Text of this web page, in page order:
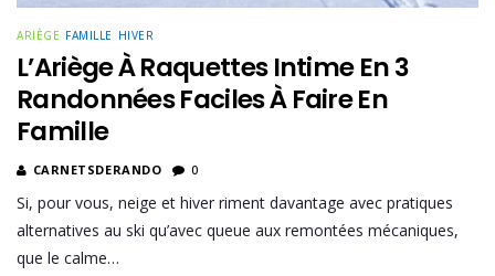
ARIÈGE FAMILLE HIVER
L’Ariège À Raquettes Intime En 3
Randonnées Faciles À Faire En
Famille
CARNETSDERANDO 0
Si, pour vous, neige et hiver riment davantage avec pratiques
alternatives au ski qu’avec queue aux remontées mécaniques,
que le calme…